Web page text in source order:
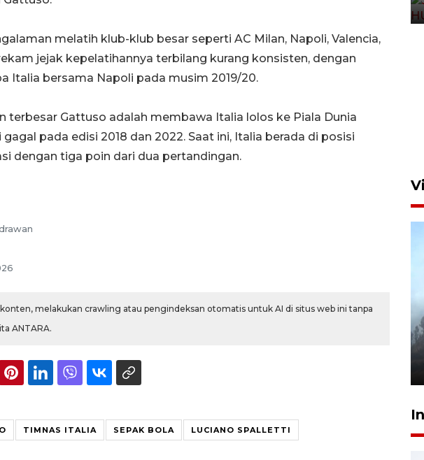
melatih klub-klub besar seperti AC Milan, Napoli, Valencia,
jejak kepelatihannya terbilang kurang konsisten, dengan
Italia bersama Napoli pada musim 2019/20.
terbesar Gattuso adalah membawa Italia lolos ke Piala Dunia
pada edisi 2018 dan 2022. Saat ini, Italia berada di posisi
dengan tiga poin dari dua pertandingan.
melakukan crawling atau pengindeksan otomatis untuk AI di situs web ini tanpa
ANTARA.
TIMNAS ITALIA SEPAK BOLA LUCIANO SPALLETTI
padat penduduk
7 Agustus 2026 14:29
BPBD Jatim kerahkan "Drone